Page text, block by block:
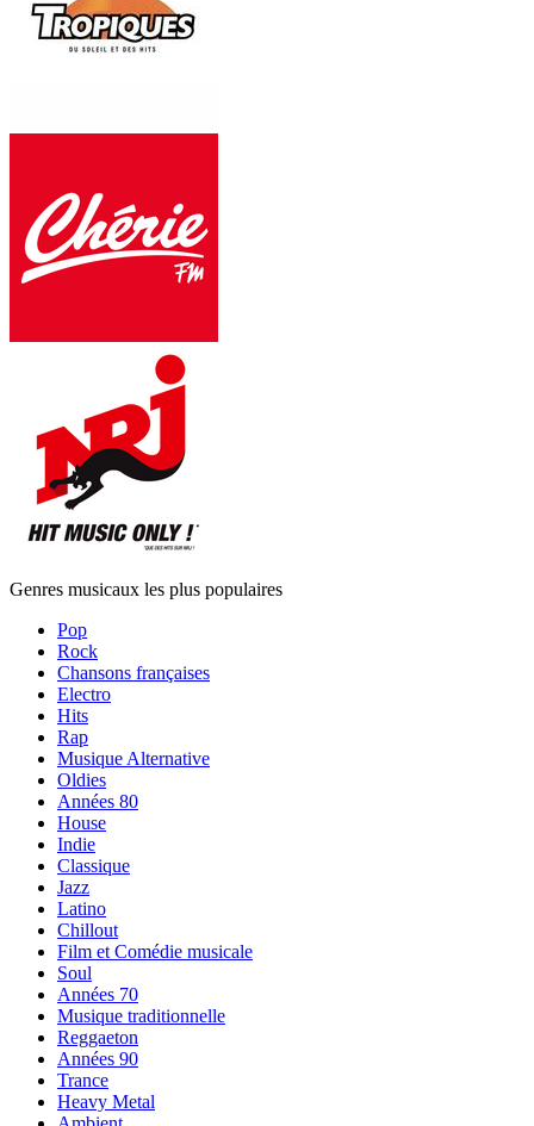
Genres musicaux les plus populaires
Pop
Rock
Chansons françaises
Electro
Hits
Rap
Musique Alternative
Oldies
Années 80
House
Indie
Classique
Jazz
Latino
Chillout
Film et Comédie musicale
Soul
Années 70
Musique traditionnelle
Reggaeton
Années 90
Trance
Heavy Metal